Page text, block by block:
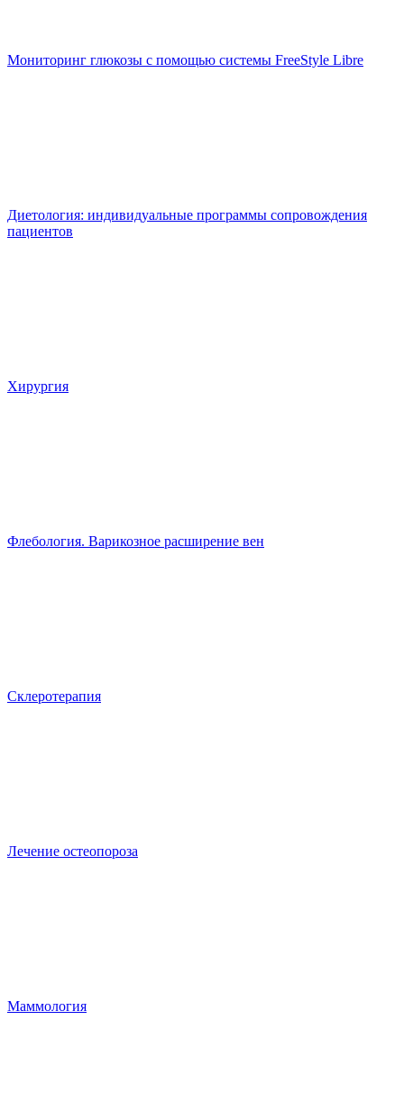
Мониторинг глюкозы с помощью системы FreeStyle Libre
Диетология: индивидуальные программы сопровождения
пациентов
Хирургия
Флебология. Варикозное расширение вен
Склеротерапия
Лечение остеопороза
Маммология